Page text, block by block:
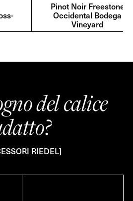
Pinot Noir Freestone
Occidental Bodega
Vineyard
del calice
RIEDEL]